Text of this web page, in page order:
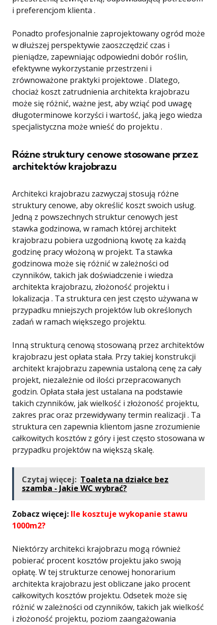
i preferencjom klienta .
Ponadto profesjonalnie zaprojektowany ogród może
w dłuższej perspektywie zaoszczędzić czas i
pieniądze, zapewniając odpowiedni dobór roślin,
efektywne wykorzystanie przestrzeni i
zrównoważone praktyki projektowe . Dlatego,
chociaż koszt zatrudnienia architekta krajobrazu
może się różnić, ważne jest, aby wziąć pod uwagę
długoterminowe korzyści i wartość, jaką jego wiedza
specjalistyczna może wnieść do projektu .
Różne struktury cenowe stosowane przez
architektów krajobrazu
Architekci krajobrazu zazwyczaj stosują różne
struktury cenowe, aby określić koszt swoich usług.
Jedną z powszechnych struktur cenowych jest
stawka godzinowa, w ramach której architekt
krajobrazu pobiera uzgodnioną kwotę za każdą
godzinę pracy włożoną w projekt. Ta stawka
godzinowa może się różnić w zależności od
czynników, takich jak doświadczenie i wiedza
architekta krajobrazu, złożoność projektu i
lokalizacja . Ta struktura cen jest często używana w
przypadku mniejszych projektów lub określonych
zadań w ramach większego projektu.
Inną strukturą cenową stosowaną przez architektów
krajobrazu jest opłata stała. Przy takiej konstrukcji
architekt krajobrazu zapewnia ustaloną cenę za cały
projekt, niezależnie od ilości przepracowanych
godzin. Opłata stała jest ustalana na podstawie
takich czynników, jak wielkość i złożoność projektu,
zakres prac oraz przewidywany termin realizacji . Ta
struktura cen zapewnia klientom jasne zrozumienie
całkowitych kosztów z góry i jest często stosowana w
przypadku projektów na większą skalę.
Czytaj więcej: Toaleta na działce bez
szamba - Jakie WC wybrać?
Zobacz więcej: Ile kosztuje wykopanie stawu
1000m2?
Niektórzy architekci krajobrazu mogą również
pobierać procent kosztów projektu jako swoją
opłatę. W tej strukturze cenowej honorarium
architekta krajobrazu jest obliczane jako procent
całkowitych kosztów projektu. Odsetek może się
różnić w zależności od czynników, takich jak wielkość
i złożoność projektu, poziom zaangażowania